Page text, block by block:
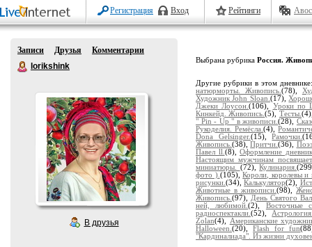
Регистрация Вход Рейтинги
Записи Друзья
Комментарии
lorikshink
В друзья
Выбрана рубрика Россия.
Другие рубрики в этом
натюрморты. Живопись. (78),
Художник John Sloan. (17),
Джеки Лоусон.(106), Уроки по
Кинкейд. Живопись.(5), Тесты.
" Pin - Up " в живописи.(28),
Рукоделия. Ремёсла.(4),
Dona Gelsinger.(15),Рамочки.
Живопись. (38),Притчи.(36),
Павел ll. (8),Оформление
Настоящим мужчинам
миниатюры. (72),Кулинария.
фото ). (105),Короли, королевы и
рисунки. (34),Калькулятор(2),
Животные в живописи. (98),
Живопись. (97), День Святого
ней, любимой.(2), Восточные
радиоспектакли. (52),
Zolan(4),
Американские
Halloween. (20),Flash for fun
"Кардиналиада". Из жизни